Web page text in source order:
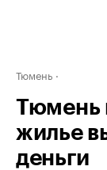
Тюмень
Тюмень
жилье
деньги